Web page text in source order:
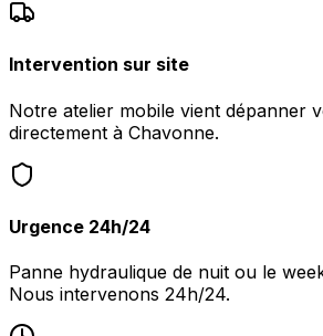
Intervention sur site
Notre atelier mobile vient dépanner
directement à Chavonne.
Urgence 24h/24
Panne hydraulique de nuit ou le
Nous intervenons 24h/24.